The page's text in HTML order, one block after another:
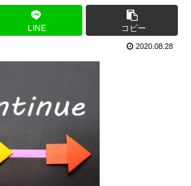
LINE コピー
2020.08.28